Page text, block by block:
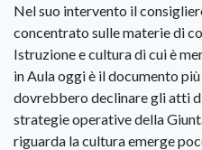
Nel suo intervento il
concentrato sulle materie di
Istruzione e cultura di cui è
in Aula oggi è il documento
dovrebbero declinare gli atti
strategie operative della
riguarda la cultura emerge